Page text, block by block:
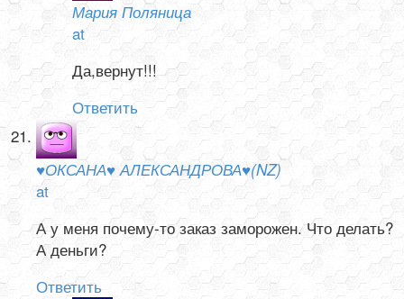
Мария Поляница
at
Да,вернут!!!
Ответить
♥ОКСАНА♥ АЛЕКСАНДРОВА♥(NZ)
at
А у меня почему-то заказ заморожен. Что делать?
А деньги?
Ответить